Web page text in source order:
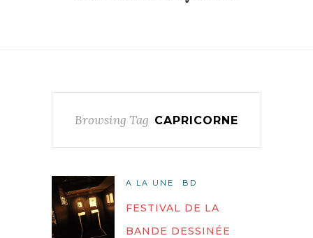
Browsing Tag CAPRICORNE
A LA UNE BD
FESTIVAL DE LA
BANDE DESSINÉE